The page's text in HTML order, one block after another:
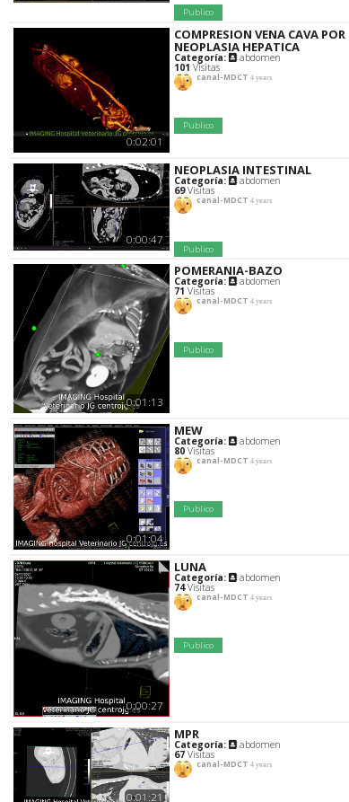
Publico
0:02:01
COMPRESION VENA CAVA POR
NEOPLASIA HEPATICA
Categoría: abdomen
101 Visitas
canal-MDCT 4 years
Publico
0:00:47
NEOPLASIA INTESTINAL
Categoría: abdomen
69Visitas
canal-MDCT 4 years
Publico
0:01:13
POMERANIA-BAZO
Categoría: abdomen
71 Visitas
canal-MDCT 4 years
Publico
0:01:04
MEW
Categoría: abdomen
80 Visitas
canal-MDCT 4 years
Publico
0:00:27
LUNA
Categoría: abdomen
74Visitas
canal-MDCT 4 years
Publico
0:01:21
MPR
Categoría: abdomen
67 Visitas
canal-MDCT 4 years